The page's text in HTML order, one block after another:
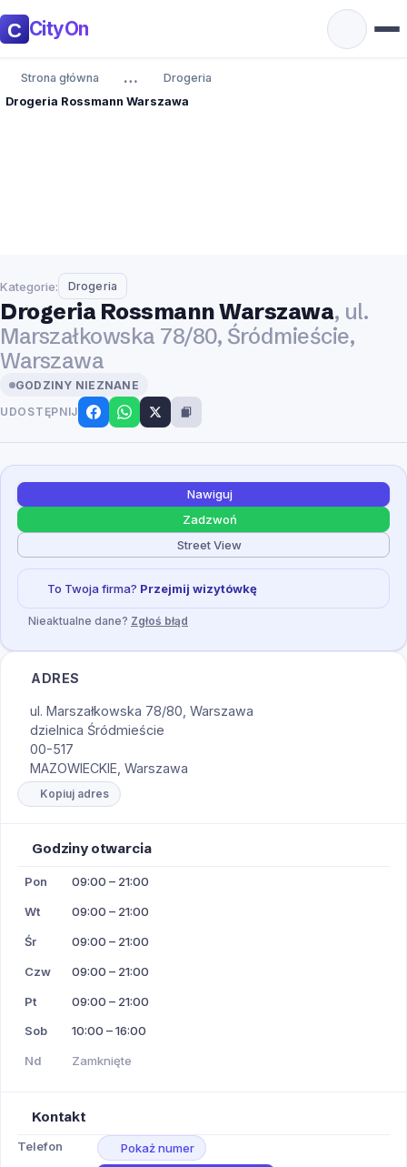
CityOn
Strona główna …
Drogeria
Drogeria Rossmann Warszawa
Kategorie: Drogeria
Drogeria Rossmann Warszawa, ul.
Marszałkowska 78/80, Śródmieście,
Warszawa
GODZINY NIEZNANE
UDOSTĘPNIJ
Nawiguj
Zadzwoń
Street View
To Twoja firma? Przejmij wizytówkę
Nieaktualne dane? Zgłoś błąd
ADRES
ul. Marszałkowska 78/80, Warszawa
dzielnica Śródmieście
00-517
MAZOWIECKIE, Warszawa
Kopiuj adres
Godziny otwarcia
Pon 09:00 – 21:00
Wt 09:00 – 21:00
Śr 09:00 – 21:00
Czw 09:00 – 21:00
Pt 09:00 – 21:00
Sob 10:00 – 16:00
Nd Zamknięte
Kontakt
Telefon
Pokaż numer